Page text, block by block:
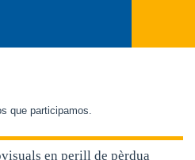
que participamos.
en perill de pèrdua